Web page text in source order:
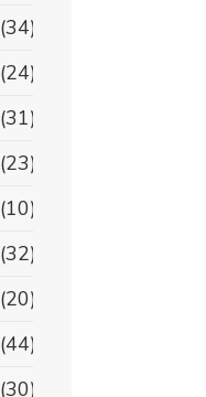
(34)
(24)
(31)
(23)
(10)
(32)
(20)
(44)
(30)